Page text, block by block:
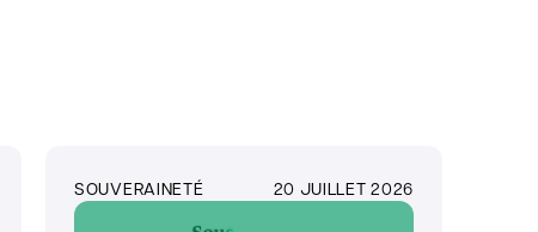
SOUVERAINETÉ 20 JUILLET 2026